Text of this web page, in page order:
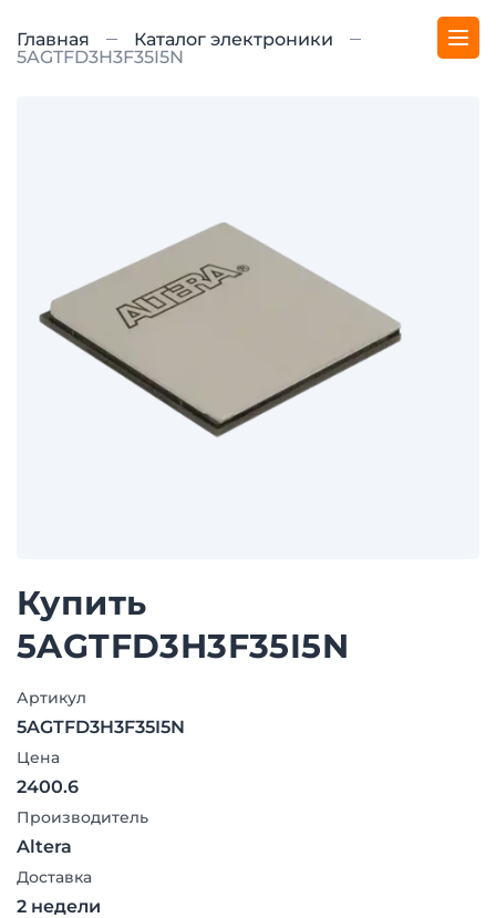
Главная
Каталог электроники
5AGTFD3H3F35I5N
Купить
5AGTFD3H3F35I5N
Артикул
5AGTFD3H3F35I5N
Цена
2400.6
Производитель
Altera
Доставка
2 недели